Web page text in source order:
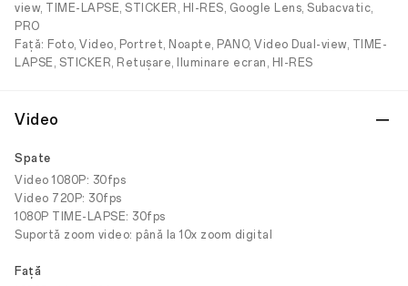
view, TIME-LAPSE, STICKER, HI-RES, Google Lens, Subacvatic,
PRO
Față: Foto, Video, Portret, Noapte, PANO, Video Dual-view, TIME-
LAPSE, STICKER, Retușare, Iluminare ecran, HI-RES
Video
Spate
Video 1080P: 30fps
Video 720P: 30fps
1080P TIME-LAPSE: 30fps
Suportă zoom video: până la 10x zoom digital
Faţă